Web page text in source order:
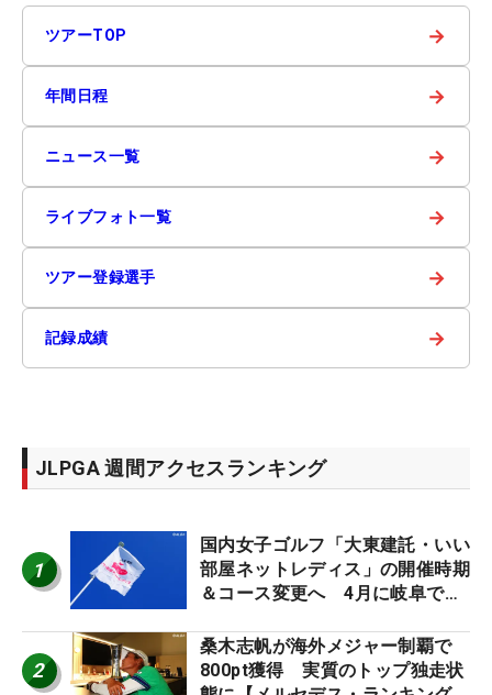
ツアーTOP →
年間日程 →
ニュース一覧 →
ライブフォト一覧 →
ツアー登録選手 →
記録成績 →
JLPGA 週間アクセスランキング
1
国内女子ゴルフ「大東建託・いい
部屋ネットレディス」の開催時期
＆コース変更へ 4月に岐阜で開
2
桑木志帆が海外メジャー制覇で
800pt獲得 実質のトップ独走状